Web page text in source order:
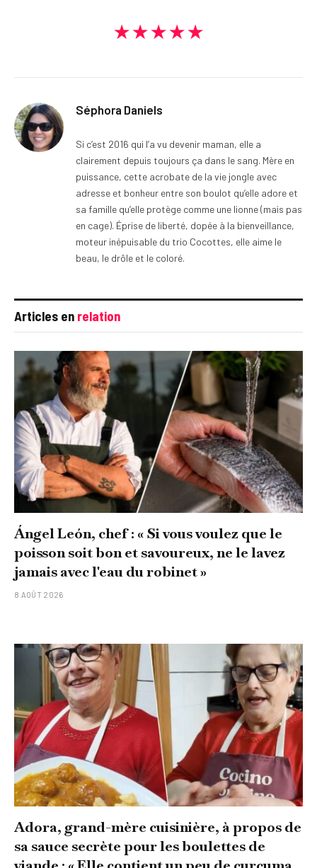
★★★★★
Séphora Daniels
Si c’est 2016 qui l’a vu devenir maman, elle a
clairement depuis toujours ça dans le sang. Mère en
puissance, cette acrobate de la vie jongle avec
adresse et bonheur entre son boulot qu’elle adore et
sa famille qu’elle protège comme une lionne (mais pas
en cage). Éprise de liberté, dopée à la bienveillance,
moteur inépuisable du trio Cocottes, elle aime le
beau, le drôle et le coloré.
Articles en relation
Ángel León, chef : « Si vous voulez que le
poisson soit bon et savoureux, ne le lavez
jamais avec l'eau du robinet »
8 AOÛT 2026
Adora, grand-mère cuisinière, à propos de
sa sauce secrète pour les boulettes de